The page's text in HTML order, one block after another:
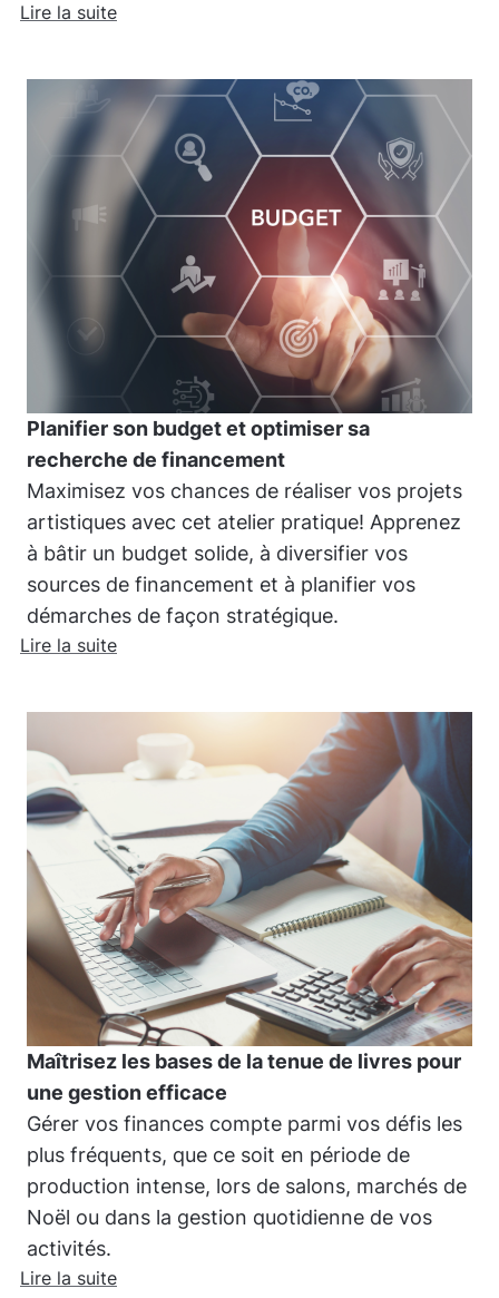
Lire la suite
Planifier son budget et optimiser sa
recherche de financement
Maximisez vos chances de réaliser vos projets
artistiques avec cet atelier pratique! Apprenez
à bâtir un budget solide, à diversifier vos
sources de financement et à planifier vos
démarches de façon stratégique.
Lire la suite
Maîtrisez les bases de la tenue de livres pour
une gestion efficace
Gérer vos finances compte parmi vos défis les
plus fréquents, que ce soit en période de
production intense, lors de salons, marchés de
Noël ou dans la gestion quotidienne de vos
activités.
Lire la suite